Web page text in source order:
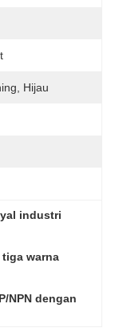
Hijau
industri
warna
NPN dengan